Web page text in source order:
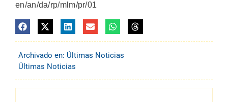
en/an/da/rp/mlm/pr/01
Archivado en: Últimas Noticias
Últimas Noticias